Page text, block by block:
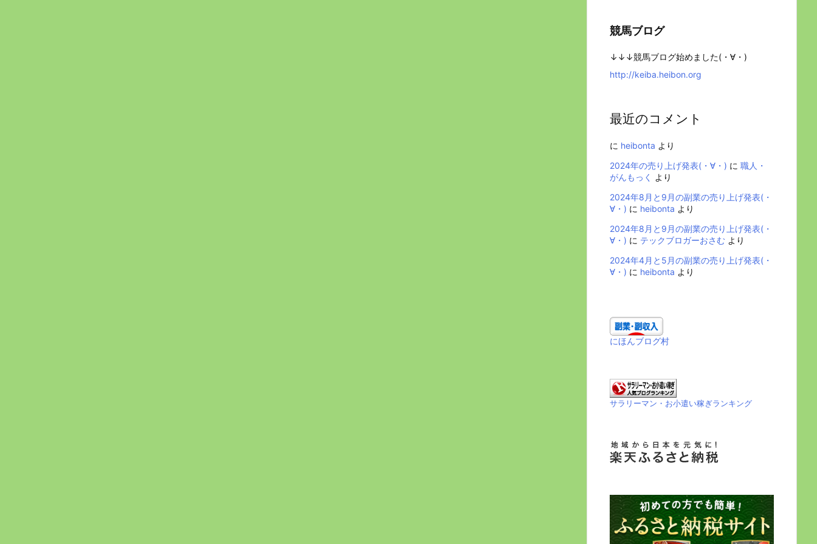
競馬ブログ
↓↓↓競馬ブログ始めました(・∀・)
http://keiba.heibon.org
最近のコメント
に heibonta より
2024年の売り上げ発表(・∀・) に 職人・
がんもっく
より
2024年8月と9月の副業の売り上げ発表(・
∀・) に heibonta より
2024年8月と9月の副業の売り上げ発表(・
∀・) に テックブロガーおさむ より
2024年4月と5月の副業の売り上げ発表(・
∀・) に heibonta より
にほんブログ村
サラリーマン・お小遣い稼ぎランキング